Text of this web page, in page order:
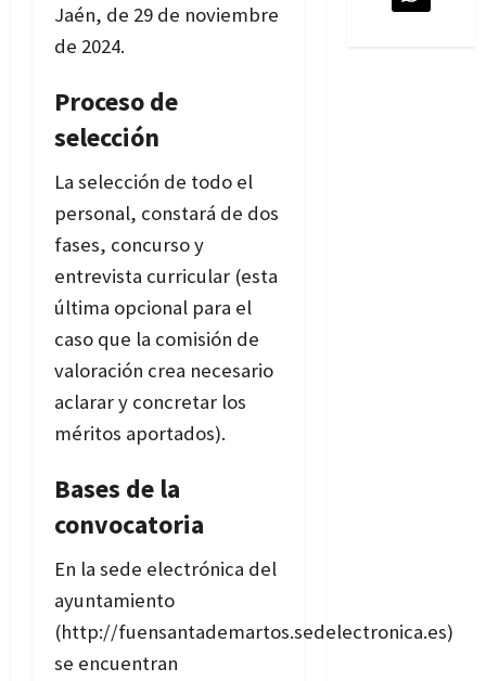
Jaén, de 29 de noviembre
de 2024.
Proceso de
selección
La selección de todo el
personal, constará de dos
fases, concurso y
entrevista curricular (esta
última opcional para el
caso que la comisión de
valoración crea necesario
aclarar y concretar los
méritos aportados).
Bases de la
convocatoria
En la sede electrónica del
ayuntamiento
(http://fuensantademartos.sedelectronica.es)
se encuentran